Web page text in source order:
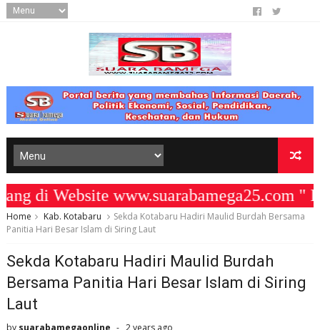
di Website www.suarabamega25.com "
Home Kab. Kotabaru
Sekda Kotabaru Hadiri Maulid Burdah Bersama
Panitia Hari Besar Islam di Siring Laut
Sekda Kotabaru Hadiri Maulid Burdah
Bersama Panitia Hari Besar Islam di Siring
Laut